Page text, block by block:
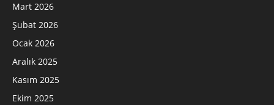
Mart 2026
Şubat 2026
Ocak 2026
Aralık 2025
Kasım 2025
Ekim 2025